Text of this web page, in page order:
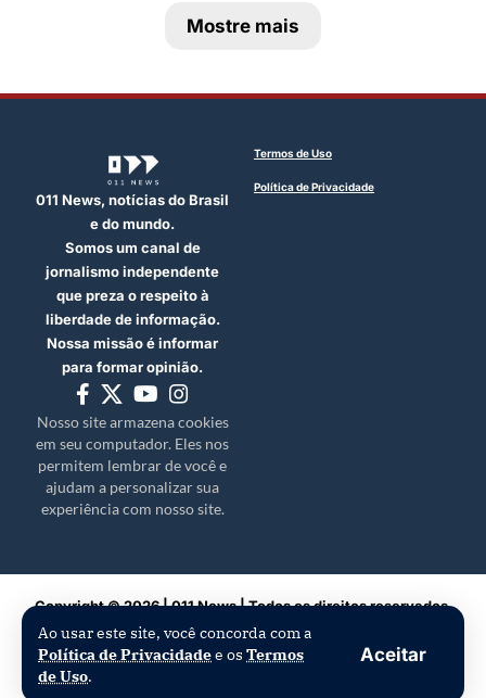
Ao usar este site, você concorda com a
Política de Privacidadee os Termos
de Uso.
Aceitar
Mostre mais
011 News, notícias do Brasil
e do mundo.
Somos um canal de
jornalismo independente
que preza o respeito à
liberdade de informação.
Nossa missão é informar
para formar opinião.
Nosso site armazena cookies
em seu computador. Eles nos
permitem lembrar de você e
ajudam a personalizar sua
experiência com nosso site.
Termos de Uso
Política de Privacidade
Copyright © 2026 | 011 News | Todos os direitos reservados.